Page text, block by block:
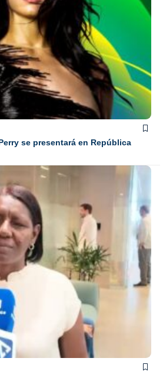
se presentará en República